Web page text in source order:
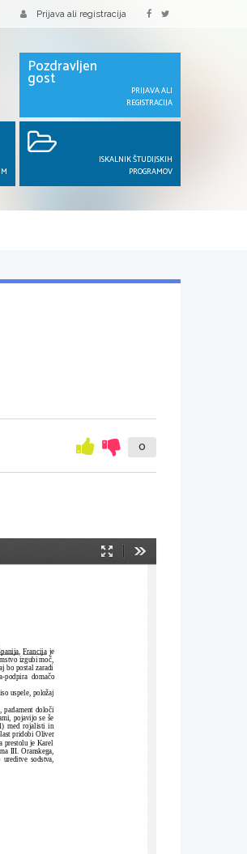
Prijava ali registracija
Pozdravljen
gost
PRIJAVA ALI
REGISTRACIJA
ISKALNIK ŠTUDIJSKIH
PROGRAMOV
0
Način
, Francija je
izgubi moč,
bo postal zaradi
podpira domačo
uspele, položaj
parlament določi
pojavijo se še
med rojalisti in
pridobi Oliver
prestolu je Karel
III. Oranskega,
sodstva,